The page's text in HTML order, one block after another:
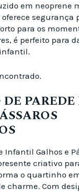
em neoprene
segurança
para os
é perfeito para
DE
Infantil Galhos e
criativo
o quartinho
charme. Com